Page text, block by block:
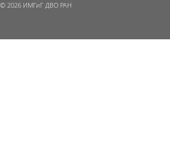
© 2026 ИМГиГ ДВО РАН